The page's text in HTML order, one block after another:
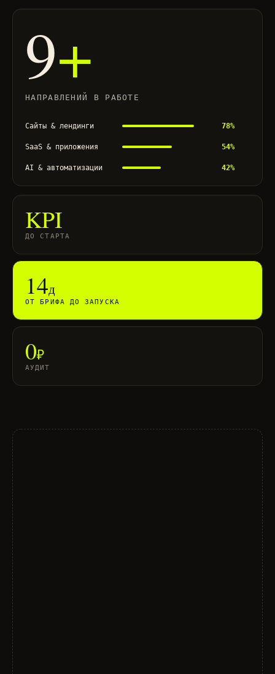
9+
НАПРАВЛЕНИЙ В РАБОТЕ
Сайты & лендинги 78%
SaaS & приложения 54%
AI & автоматизации 42%
KPI
ДО СТАРТА
14д
ОТ БРИФА ДО ЗАПУСКА
0₽
АУДИТ